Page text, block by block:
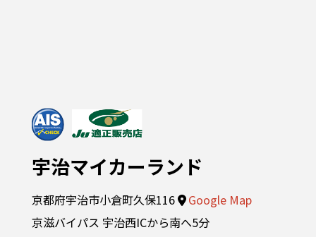
宇治マイカーランド
京都府宇治市小倉町久保116
Google Map
京滋バイパス 宇治西ICから南へ5分